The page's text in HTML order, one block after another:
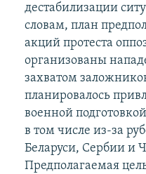
дестабилизации
словам, план
акций протеста
организованы
захватом
планировалось
военной
в том числе из-за
Беларуси, Сербии и
Предполагаемая